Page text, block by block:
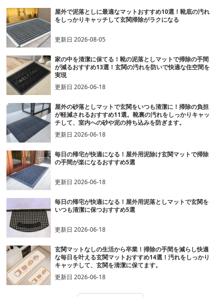
屋外で泥落としに最適なマットおすすめ10選！靴底の汚れ
をしっかりキャッチして玄関掃除がラクになる
更新日2026-08-05
家の中を清潔に保てる！靴の泥落としマットで掃除の手間
が減るおすすめ13選！玄関の汚れを防いで快適な住空間を
実現
更新日2026-06-18
屋外の砂落としマットで玄関をいつも清潔に！掃除の負担
が軽減されるおすすめ11選。靴裏の汚れをしっかりキャッ
チして、室内への砂や泥の持ち込みを防ぎます。
更新日2026-06-18
毎日の帰宅が快適になる！屋外用泥除け玄関マットで掃除
の手間が楽になるおすすめ5選
更新日2026-06-18
毎日の帰宅が快適になる！屋外用泥落としマットで玄関を
いつも清潔に保つおすすめ5選
更新日2026-06-18
玄関マットなしの生活から卒業！掃除の手間を減らし快適
な毎日を叶える玄関マットおすすめ14選！汚れをしっかり
キャッチして、玄関を清潔に保てます。
更新日2026-06-18